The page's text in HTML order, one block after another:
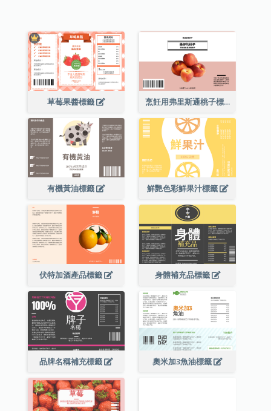
草莓果醬標籤 烹飪用弗里斯通桃子標籤
有機黃油標籤 鮮艷色彩鮮果汁標籤
伏特加酒產品標籤 身體補充品標籤
品牌名稱補充標籤 奧米加3魚油標籤